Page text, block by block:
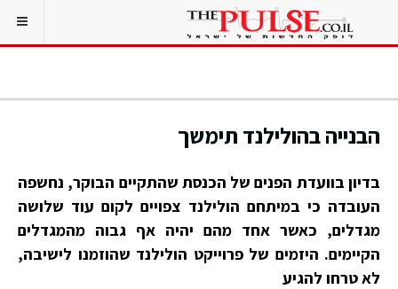
הבנייה בהולילנד תימשך
בדיון בוועדת הפנים של הכנסת שהתקיים הבוקר, נחשפה
העובדה כי במיתחם הולילנד צפויים לקום עוד שלושה
מגדלים, כאשר אחד מהם יהיה אף גבוה מהמגדלים
הקיימים. היזמים של פרוייקט הולילנד שהוזמנו לישיבה,
לא טרחו להגיע